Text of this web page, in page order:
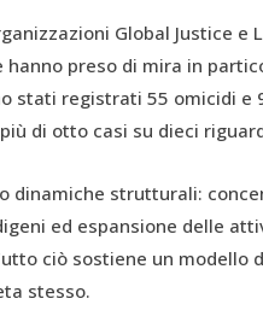
Global Justice
hanno preso di mira in
stati registrati 55 omicidi e
di otto casi su dieci
dinamiche strutturali:
ed espansione delle
ciò sostiene un modello
stesso.